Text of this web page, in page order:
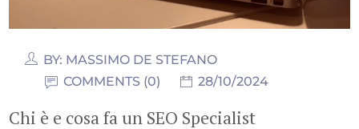
BY: MASSIMO DE STEFANO
COMMENTS (0)
28/10/2024
Chi è e cosa fa un SEO Specialist